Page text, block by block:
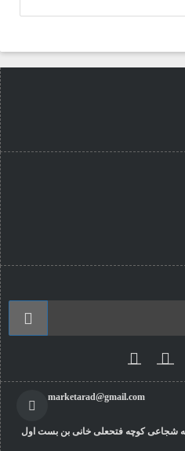
marketarad@gmail.com
شجاعی کوچه فتحعلی خانی بن بست اول